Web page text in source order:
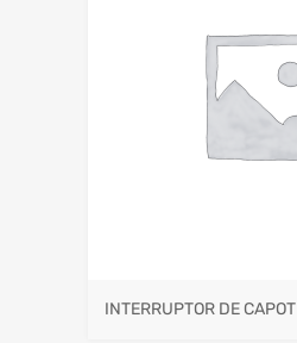
INTERRUPTOR DE CAPOT